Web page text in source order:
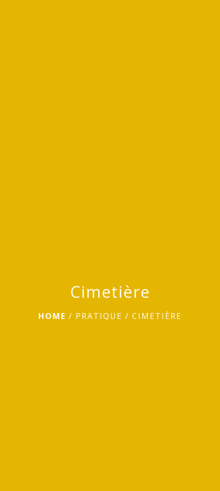
Cimetière
HOME / PRATIQUE / CIMETIÈRE